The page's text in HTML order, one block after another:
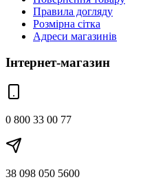
Правила догляду
Розмірна сітка
Адреси магазинів
Інтернет-магазин
0 800 33 00 77
38 098 050 5600